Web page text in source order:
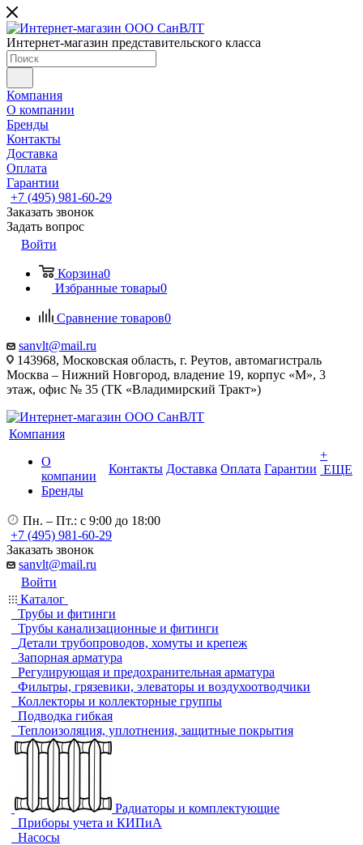
Интернет-магазин представительского класса
Компания
О компании
Бренды
Контакты
Доставка
Оплата
Гарантии
+7 (495) 981-60-29
Заказать звонок
Задать вопрос
Войти
Корзина0
Избранные товары0
Сравнение товаров0
sanvlt@mail.ru
143968, Московская область, г. Реутов, автомагистраль
Москва – Нижний Новгород, владение 19, корпус «М», 3
этаж, офис № 35 (ТК «Владимирский Тракт»)
Компания
О
компании
Бренды
Контакты Доставка Оплата Гарантии
+
ЕЩЕ
Пн. – Пт.: с 9:00 до 18:00
+7 (495) 981-60-29
Заказать звонок
sanvlt@mail.ru
Войти
Каталог
Трубы и фитинги
Трубы канализационные и фитинги
Детали трубопроводов, хомуты и крепеж
Запорная арматура
Регулирующая и предохранительная арматура
Фильтры, грязевики, элеваторы и воздухоотводчики
Коллекторы и коллекторные группы
Подводка гибкая
Теплоизоляция, уплотнения, защитные покрытия
Радиаторы и комплектующие
Приборы учета и КИПиА
Насосы